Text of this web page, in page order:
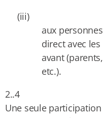
(iii)
aux
direct avec
avant
etc.).
2..4
Une seule